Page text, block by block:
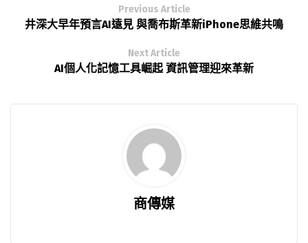
Previous Article
井深大早年預言AI遠見 與喬布斯革新iPhone思維共鳴
Next Article
AI個人化記憶工具崛起 資訊管理迎來革新
商傳媒